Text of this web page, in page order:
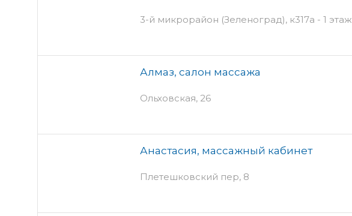
3-й микрорайон (Зеленоград), к317а - 1 этаж
Алмаз, салон массажа
Ольховская, 26
Анастасия, массажный кабинет
Плетешковский пер, 8